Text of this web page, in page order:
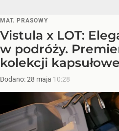
MAT. PRASOWY
Vistula x LOT:
w podróży.
kolekcji
Dodano:28 maja 10:28